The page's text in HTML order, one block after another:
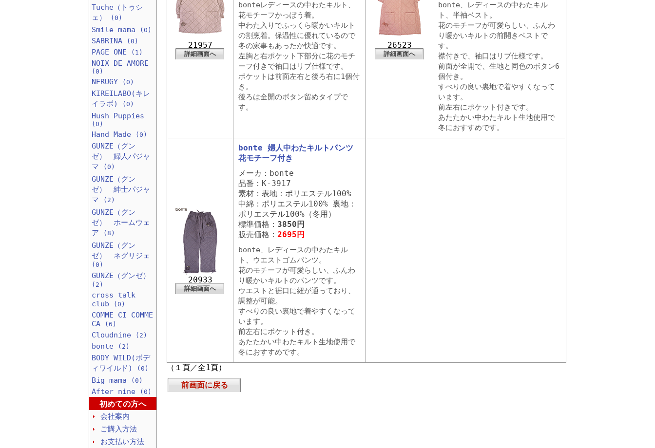
21957
詳細画面へ
bonteレディースの中わたキルト、
花モチーフかっぽう着。
中わた入りでふっくら暖かいキルト
の割烹着。保温性に優れているので
冬の家事もあったか快適です。
左胸と右ポケット下部分に花のモチ
ーフ付きで袖口はリブ仕様です。
ポケットは前面左右と後ろ右に1個付
き。
後ろは全開のボタン留めタイプで
す。
26523
詳細画面へ
bonte、レディースの中わたキル
ト、半袖ベスト。
花のモチーフが可愛らしい、ふんわ
り暖かいキルトの前開きベストで
す。
襟付きで、袖口はリブ仕様です。
前面が全開で、生地と同色のボタン6
個付き。
すべりの良い裏地で着やすくなって
います。
前左右にポケット付きです。
あたたかい中わたキルト生地使用で
冬におすすめです。
20933
詳細画面へ
bonte 婦人中わたキルトパンツ
花モチーフ付き
メーカ：bonte
品番：K-3917
素材：表地：ポリエステル100%
中綿：ポリエステル100% 裏地：
ポリエステル100%（冬用）
標準価格： 3850円
販売価格： 2695円
bonte、レディースの中わたキル
ト、ウエストゴムパンツ。
花のモチーフが可愛らしい、ふんわ
り暖かいキルトのパンツです。
ウエストと裾口に紐が通っており、
調整が可能。
すべりの良い裏地で着やすくなって
います。
前左右にポケット付き。
あたたかい中わたキルト生地使用で
冬におすすめです。
（１頁／全1頁）
前画面に戻る
Tuche（トゥシ
ェ）
(0)
Smile mama (0)
SABRINA (0)
PAGE ONE (1)
NOIX DE AMORE
(0)
NERUGY (0)
KIREILABO(キレ
イラボ)
(0)
Hush Puppies
(0)
Hand Made (0)
GUNZE（グン
ゼ） 婦人パジャ
マ
(0)
GUNZE（グン
ゼ） 紳士パジャ
マ
(2)
GUNZE（グン
ゼ） ホームウェ
ア
(8)
GUNZE（グン
ゼ） ネグリジェ
(0)
GUNZE（グンゼ）
(2)
cross talk
club
(0)
COMME CI COMME
CA
(6)
Cloudnine (2)
bonte (2)
BODY WILD(ボデ
ィワイルド)
(0)
Big mama (0)
After nine (0)
初めての方へ
会社案内
ご購入方法
お支払い方法